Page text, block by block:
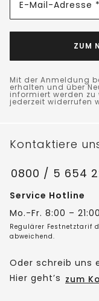
E-Mail-Adresse *
ZUM
Mit der Anmeldung
erhalten und über
informiert werden zu
jederzeit widerrufen
Kontaktiere
0800 / 5 654
Service Hotline
Mo.-Fr. 8:00 –
Regulärer Festnetztarif
abweichend.
Oder schreib uns
Hier geht’s zum